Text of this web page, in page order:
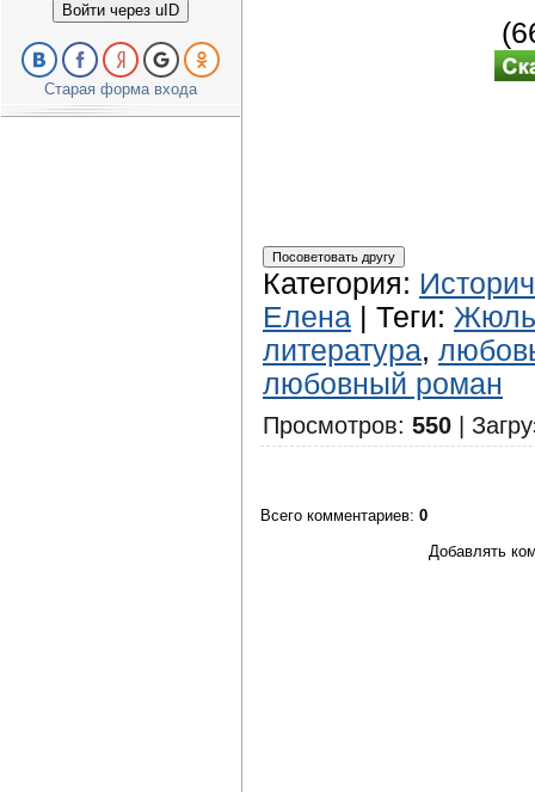
Войти через uID
Старая форма входа
Категория:
Елена
Теги:
литература,
любовный роман
Просмотров: 550
Всего комментариев: 0
Добавлять